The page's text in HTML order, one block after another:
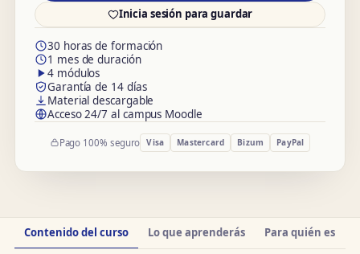
Inicia sesión para guardar
30 horas de formación
1 mes de duración
4 módulos
Garantía de 14 días
Material descargable
Acceso 24/7 al campus Moodle
Pago 100% seguro Visa Mastercard Bizum PayPal
Información
Contenido del curso Lo que aprenderás Para quién es